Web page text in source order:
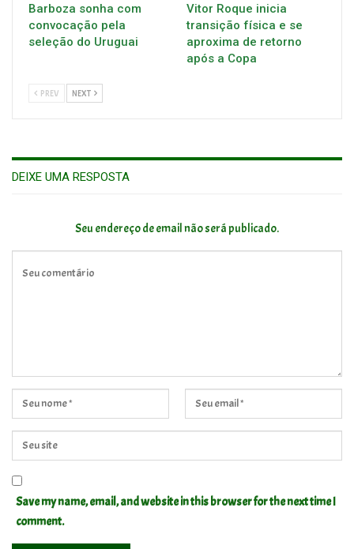
Barboza sonha com
convocação pela
seleção do Uruguai
Vitor Roque inicia
transição física e se
aproxima de retorno
após a Copa
PREV NEXT
DEIXE UMA RESPOSTA
Seu endereço de email não será publicado.
Save my name, email, and website in this browser for the next time I
comment.